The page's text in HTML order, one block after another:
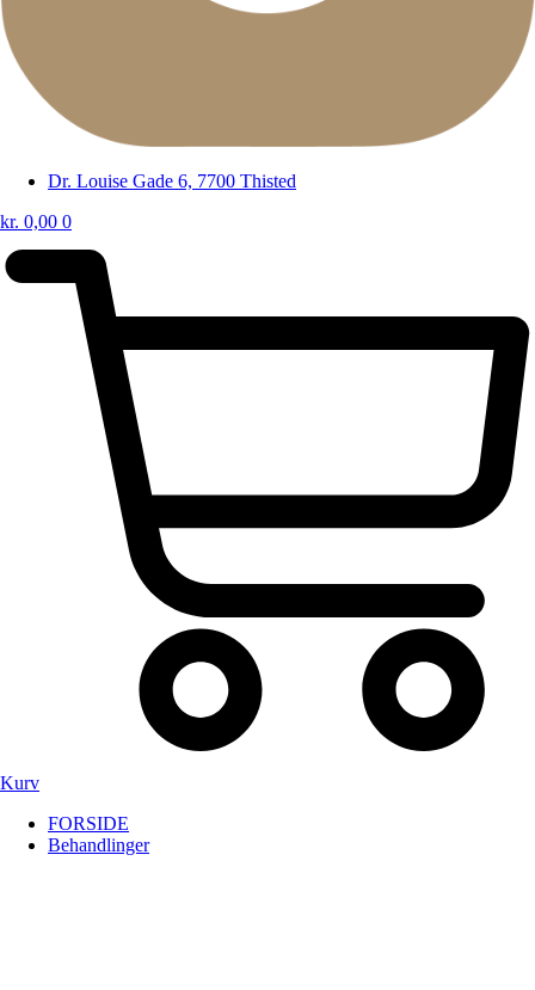
Dr. Louise Gade 6, 7700 Thisted
kr. 0,00 0
Kurv
FORSIDE
Behandlinger